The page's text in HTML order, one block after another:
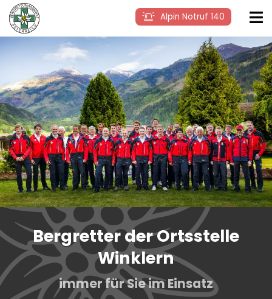
Alpin Notruf 140
Bergretter der Ortsstelle
Winklern
immer für Sie im Einsatz